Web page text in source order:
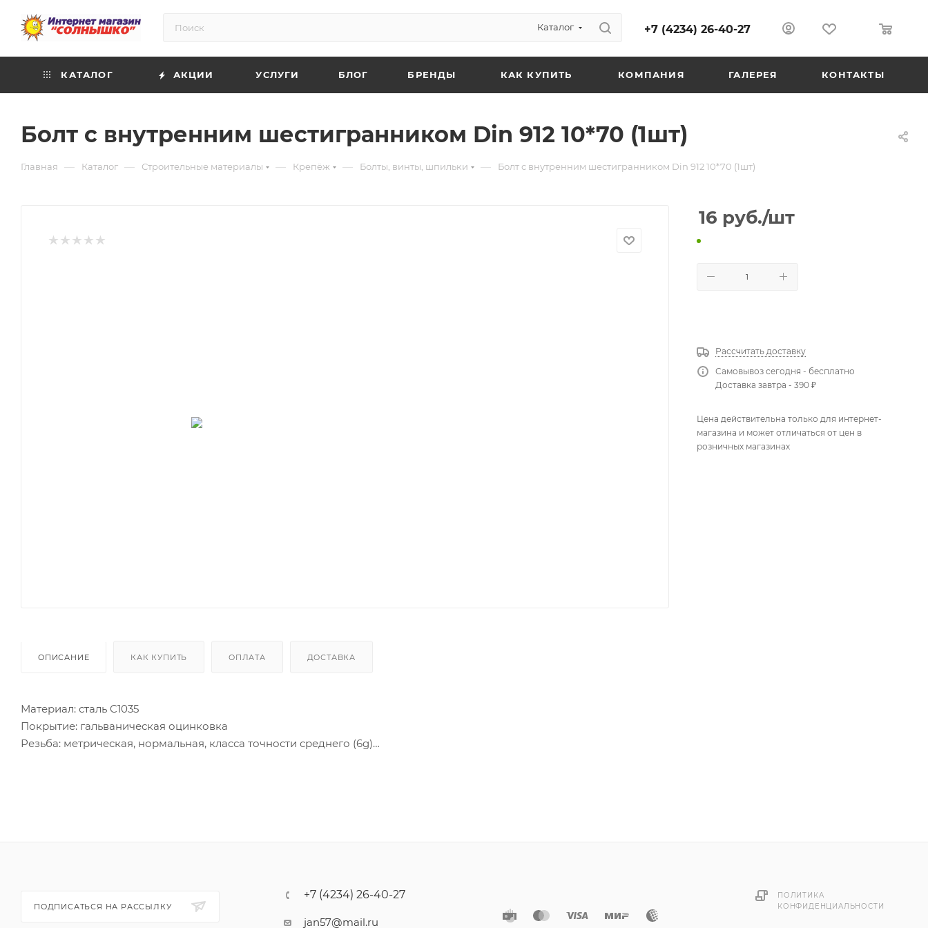
Каталог +7 (4234) 26-40-27
КАТАЛОГ АКЦИИ УСЛУГИ БЛОГ БРЕНДЫ КАК КУПИТЬ КОМПАНИЯ ГАЛЕРЕЯ КОНТАКТЫ
Болт с внутренним шестигранником Din 912 10*70 (1шт)
Главная — Каталог — Строительные материалы — Крепёж — Болты, винты, шпильки — Болт с внутренним шестигранником Din 912 10*70 (1шт)
ОПИСАНИЕ КАК КУПИТЬ ОПЛАТА ДОСТАВКА
Материал: сталь C1035
Покрытие: гальваническая оцинковка
Резьба: метрическая, нормальная, класса точности среднего (6g)
16 руб./шт
Рассчитать доставку
Самовывоз сегодня - бесплатно
Доставка завтра - 390 ₽
Цена действительна только для интернет-
магазина и может отличаться от цен в
розничных магазинах
ПОДПИСАТЬСЯ НА РАССЫЛКУ
+7 (4234) 26-40-27
jan57@mail.ru
ПОЛИТИКА
КОНФИДЕНЦИАЛЬНОСТИ